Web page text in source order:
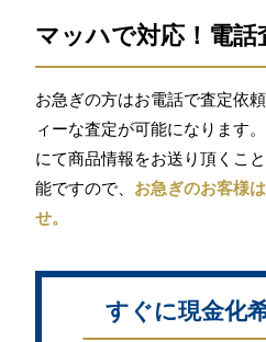
マッハで対応！電話
お急ぎの方はお電話で査定依
ィーな査定が可能になります
にて商品情報をお送り頂くこ
能ですので、 お急ぎのお客様
せ。
すぐに現金化